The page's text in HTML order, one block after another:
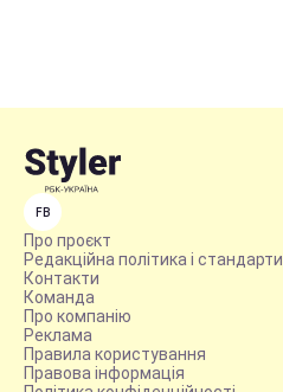
FB
Про проєкт
Редакційна політика і стандарти
Контакти
Команда
Про компанію
Реклама
Правила користування
Правова інформація